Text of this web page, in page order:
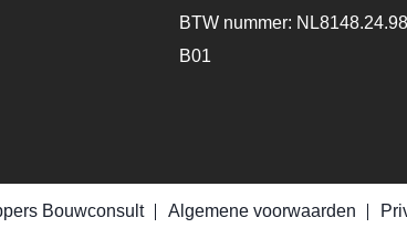
BTW nummer:
B01
Bouwconsult Algemene voorwaarden